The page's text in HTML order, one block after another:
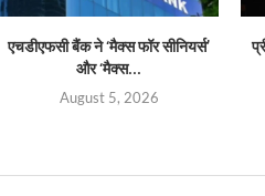
एचडीएफसी बैंक ने ‘मैक्स फॉर सीनियर्स’
और ‘मैक्स...
August 5, 2026